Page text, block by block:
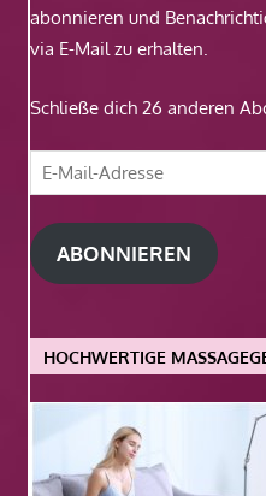
abonnieren und
via E-Mail zu erhalten.
Schließe dich 26 anderen
E-
Mail-
Adresse
ABONNIEREN
HOCHWERTIGE